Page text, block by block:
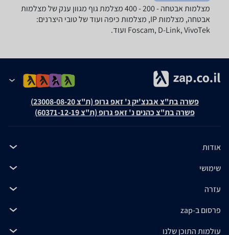
מצלמות אבטחה - ‏200 - 400 ‏מצלמת גוף מגוון ענק של מצלמות
אבטחה, מצלמות IP, מצלמות כיפה ועוד של טובי היצרנים:
Foscam, D-Link, VivoTek ועוד.
פשרה בת"צ אבנצ'יק נ' זאפ גרופ (ת"צ 23008-08-20)
פשרה בת"צ כהנים נ' זאפ גרופ (ת"צ 60371-12-19)
אודות
שימושי
עזרה
פרסום ב-zap
עולמות התוכן שלנו